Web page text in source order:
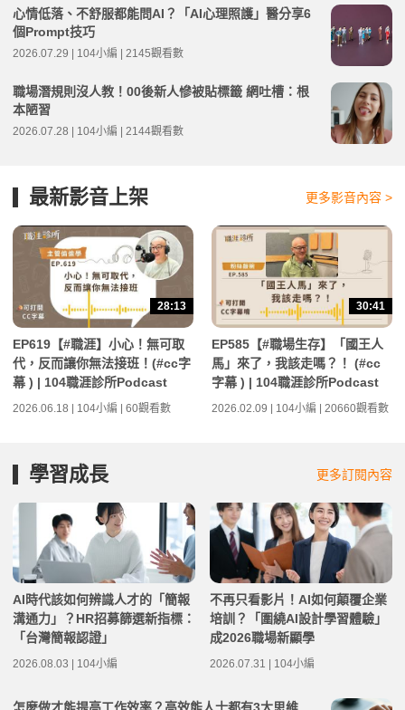
心情低落、不舒服都能問AI？「AI心理照護」醫分享6
個Prompt技巧
2026.07.29 | 104小編 | 2145觀看數
職場潛規則沒人教！00後新人慘被貼標籤 網吐槽：根
本陋習
2026.07.28 | 104小編 | 2144觀看數
最新影音上架 更多影音內容 >
28:13
EP619【#職涯】小心！無可取
代，反而讓你無法接班！(#cc字
幕 ) | 104職涯診所Podcast
2026.06.18 | 104小編 | 60觀看數
30:41
EP585【#職場生存】「國王人
馬」來了，我該走嗎？！ (#cc
字幕 ) | 104職涯診所Podcast
2026.02.09 | 104小編 | 20660觀看數
學習成長 更多訂閱內容
AI時代該如何辨識人才的「簡報
溝通力」？HR招募篩選新指標：
「台灣簡報認證」
2026.08.03 | 104小編
不再只看影片！AI如何顛覆企業
培訓？「圍繞AI設計學習體驗」
成2026職場新顯學
2026.07.31 | 104小編